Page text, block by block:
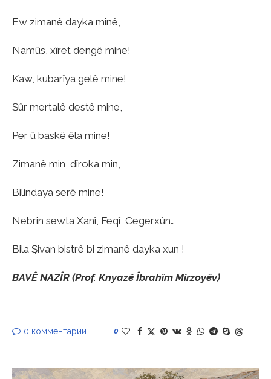
Ew zimanê dayka minê,
Namûs, xîret dengê mine!
Kaw, kubarîya gelê mine!
Şûr mertalê destê mine,
Per û baskê êla mine!
Zimanê min, dîroka min,
Bilindaya serê mine!
Nebrin sewta Xanî, Feqî, Cegerxûn…
Bila Şivan bistrê bi zimanê dayka xun !
BAVÊ NAZÎR (Prof. Knyazê Îbrahîm Mirzoyêv)
0 комментарии 0